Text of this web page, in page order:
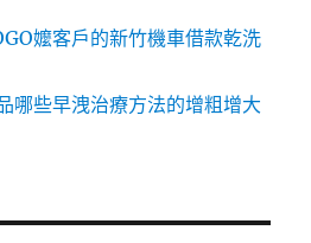
嬤客戶的新竹機車借款乾洗
哪些早洩治療方法的增粗增大